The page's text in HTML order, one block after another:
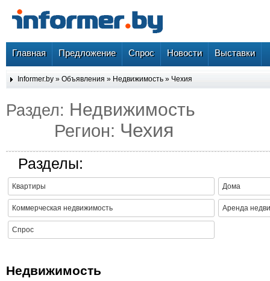
Главная Предложение Спрос Новости Выставки
Informer.by » Объявления » Недвижимость » Чехия
Раздел: Недвижимость
Регион: Чехия
Разделы:
Квартиры Дома
Коммерческая недвижимость Аренда
Спрос
Недвижимость